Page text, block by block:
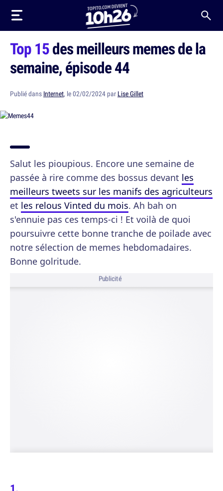
Top 15des meilleurs memes de la
semaine, épisode 44
Publié dans Internet, le 02/02/2024 par Lise Gillet
Salut les pioupious. Encore une semaine de
passée à rire comme des bossus devant les
meilleurs tweets sur les manifs des agriculteurs
et les relous Vinted du mois. Ah bah on
s'ennuie pas ces temps-ci ! Et voilà de quoi
poursuivre cette bonne tranche de poilade avec
notre sélection de memes hebdomadaires.
Bonne golritude.
Publicité